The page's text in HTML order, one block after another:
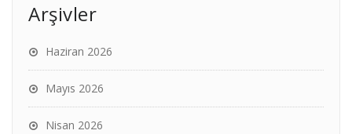
Arşivler
Haziran 2026
Mayıs 2026
Nisan 2026